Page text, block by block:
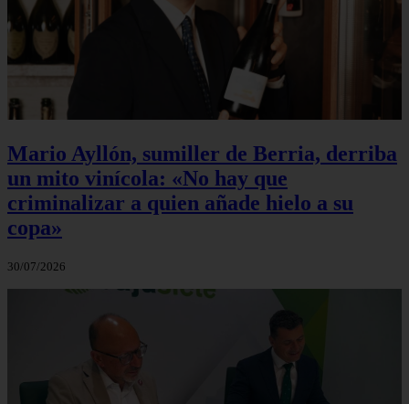
Mario Ayllón, sumiller de Berria, derriba
un mito vinícola: «No hay que
criminalizar a quien añade hielo a su
copa»
30/07/2026